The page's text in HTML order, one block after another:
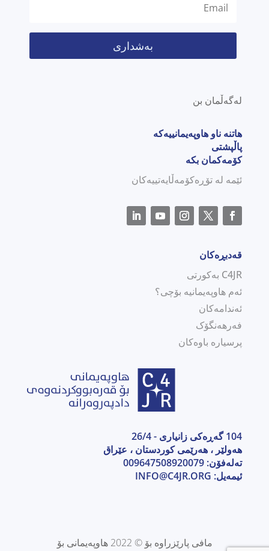
بەشداری
لەگەڵمان بن
هاتنە ناو هاوپەیمانییەکە
پاڵپشتی
کۆمەکمان بکە
ئێمە لە تۆڕەکۆمەڵایەتییەکان
قەدبڕەکان
C4JR بەکورتی
ئەم هاوپەیمانیە بۆچی؟
ئەندامەکان
فەرهەنگۆک
پرسیارە باوەکان
104 گەڕەکی زانیاری - 26/4
هەولێر ، هەرێمی كوردستان ، عێراق
تەلەفۆن: 009647508920079
ئیمەیل: INFO@C4JR.ORG
مافی پارێزراوە بۆ © 2022 هاوپەیمانی بۆ